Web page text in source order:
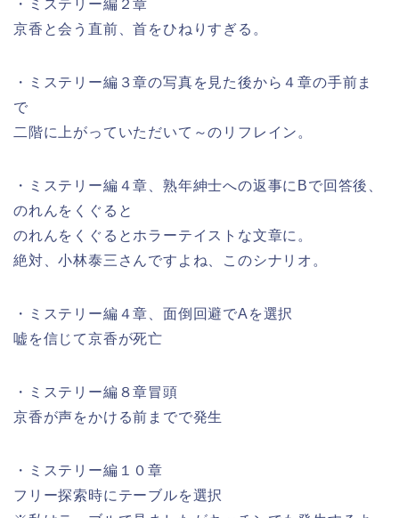
・ミステリー編２章
京香と会う直前、首をひねりすぎる。
・ミステリー編３章の写真を見た後から４章の手前ま
で
二階に上がっていただいて～のリフレイン。
・ミステリー編４章、熟年紳士への返事にBで回答後、
のれんをくぐると
のれんをくぐるとホラーテイストな文章に。
絶対、小林泰三さんですよね、このシナリオ。
・ミステリー編４章、面倒回避でAを選択
嘘を信じて京香が死亡
・ミステリー編８章冒頭
京香が声をかける前までで発生
・ミステリー編１０章
フリー探索時にテーブルを選択